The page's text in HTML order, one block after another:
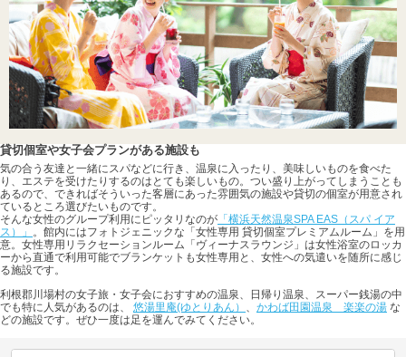
貸切個室や女子会プランがある施設も
気の合う友達と一緒にスパなどに行き、温泉に入ったり、美味しいものを食べた
り、エステを受けたりするのはとても楽しいもの。つい盛り上がってしまうことも
あるので、できればそういった客層にあった雰囲気の施設や貸切の個室が用意され
ているところ選びたいものです。
そんな女性のグループ利用にピッタリなのが 「横浜天然温泉SPA EAS（スパ イア
ス）」 。館内にはフォトジェニックな「女性専用 貸切個室プレミアムルーム」を用
意。女性専用リラクセーションルーム「ヴィーナスラウンジ」は女性浴室のロッカ
ーから直通で利用可能でブランケットも女性専用と、女性への気遣いを随所に感じ
る施設です。
利根郡川場村の女子旅・女子会におすすめの温泉、日帰り温泉、スーパー銭湯の中
でも特に人気があるのは、 悠湯里庵(ゆとりあん） 、 かわば田園温泉 楽楽の湯 な
どの施設です。ぜひ一度は足を運んでみてください。